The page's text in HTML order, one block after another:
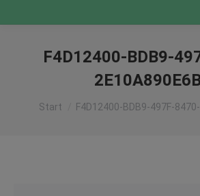
F4D12400-BDB9-
Sie befinden sich hier:
Start F4D12400-BDB9-497F-